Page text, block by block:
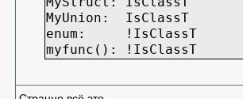
std::cout << "
}
else {
std::cout << "
MyUnion: IsClassT
enum: !IsClassT
myfunc(): !IsClassT